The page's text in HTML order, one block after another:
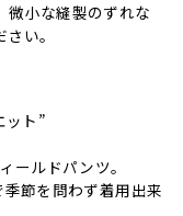
小な縫製のずれな
い。
ット”
ールドパンツ。
節を問わず着用出来